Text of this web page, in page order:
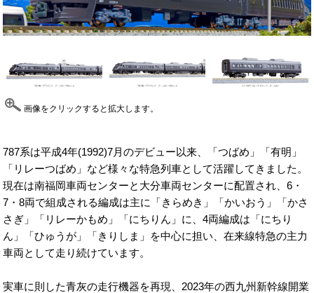
画像をクリックすると拡大します。
787系は平成4年(1992)7月のデビュー以来、「つばめ」「有明」
「リレーつばめ」など様々な特急列車として活躍してきました。
現在は南福岡車両センターと大分車両センターに配置され、6・
7・8両で組成される編成は主に「きらめき」「かいおう」「かさ
さぎ」「リレーかもめ」「にちりん」に、4両編成は「にちり
ん」「ひゅうが」「きりしま」を中心に担い、在来線特急の主力
車両として走り続けています。
実車に則した青灰の走行機器を再現、2023年の西九州新幹線開業